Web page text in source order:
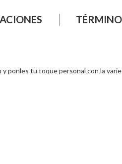
ponles tu toque personal con la